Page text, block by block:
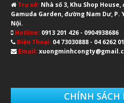
Trụ sở: Nhà số 3, Khu Shop
Gamuda Garden, đường Nam Dư, P.
Nội.
Hotline: 0913 201 426 - 0904938686
Điện Thoại: 04 73030888 - 04 6262
Email:
CHÍNH SÁCH